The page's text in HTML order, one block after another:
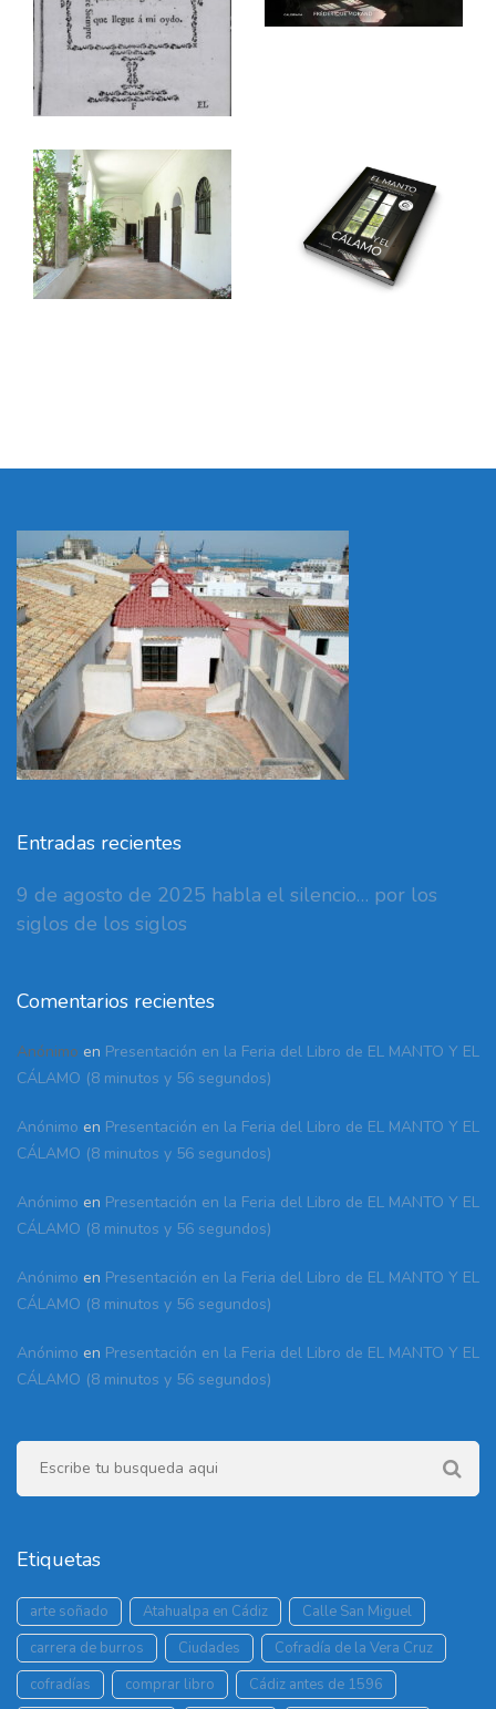
Entradas recientes
9 de agosto de 2025 habla el silencio… por los
siglos de los siglos
Comentarios recientes
Anónimo en Presentación en la Feria del Libro de EL MANTO Y EL
CÁLAMO (8 minutos y 56 segundos)
Anónimo en Presentación en la Feria del Libro de EL MANTO Y EL
CÁLAMO (8 minutos y 56 segundos)
Anónimo en Presentación en la Feria del Libro de EL MANTO Y EL
CÁLAMO (8 minutos y 56 segundos)
Anónimo en Presentación en la Feria del Libro de EL MANTO Y EL
CÁLAMO (8 minutos y 56 segundos)
Anónimo en Presentación en la Feria del Libro de EL MANTO Y EL
CÁLAMO (8 minutos y 56 segundos)
Etiquetas
arte soñado Atahualpa en Cádiz
Calle San Miguel
carrera de burros
Ciudades
Cofradía de la Vera Cruz
cofradías
comprar libro
Cádiz antes de 1596